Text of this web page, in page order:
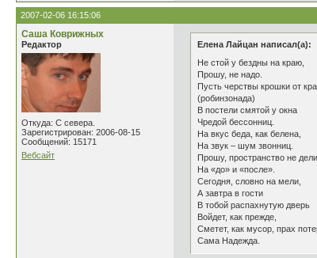
2007-02-06 16:15:06
Саша Коврижных
Редактор
Откуда: С севера.
Зарегистрирован: 2006-08-15
Сообщений: 15171
Вебсайт
Елена Лайцан написал(а):
Не стой у бездны на краю,
Прошу, не надо.
Пусть черствы крошки от
(робинзонада)
В постели смятой у окна
Чредой бессонниц.
На вкус беда, как белена,
На звук – шум звонниц.
Прошу, пространство не дели
На «до» и «после».
Сегодня, словно на мели,
А завтра в гости
В тобой распахнутую дверь
Войдет, как прежде,
Сметет, как мусор, прах
Сама Надежда.